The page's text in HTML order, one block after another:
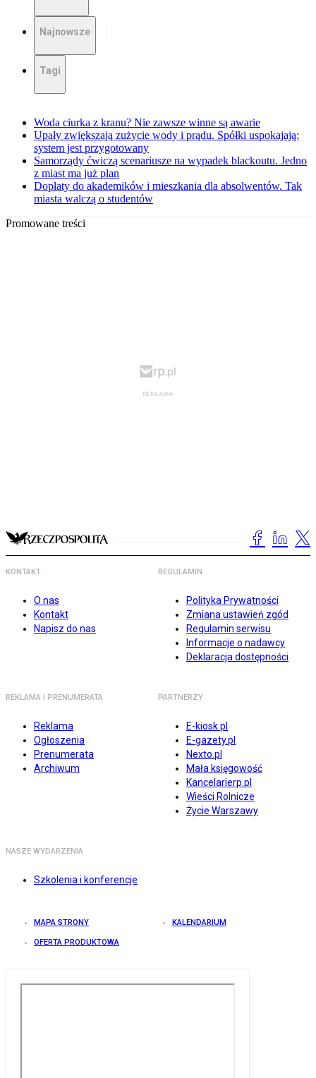
Najnowsze
Tagi
Woda ciurka z kranu? Nie zawsze winne są awarie
Upały zwiększają zużycie wody i prądu. Spółki uspokajają:
system jest przygotowany
Samorządy ćwiczą scenariusze na wypadek blackoutu. Jedno
z miast ma już plan
Dopłaty do akademików i mieszkania dla absolwentów. Tak
miasta walczą o studentów
Promowane treści
KONTAKT
O nas
Kontakt
Napisz do nas
REGULAMIN
Polityka Prywatności
Zmiana ustawień zgód
Regulamin serwisu
Informacje o nadawcy
Deklaracja dostępności
REKLAMA I PRENUMERATA
Reklama
Ogłoszenia
Prenumerata
Archiwum
PARTNERZY
E-kiosk.pl
E-gazety.pl
Nexto.pl
Mała księgowość
Kancelarierp.pl
Wieści Rolnicze
Życie Warszawy
NASZE WYDARZENIA
Szkolenia i konferencje
MAPA STRONY KALENDARIUM
OFERTA PRODUKTOWA